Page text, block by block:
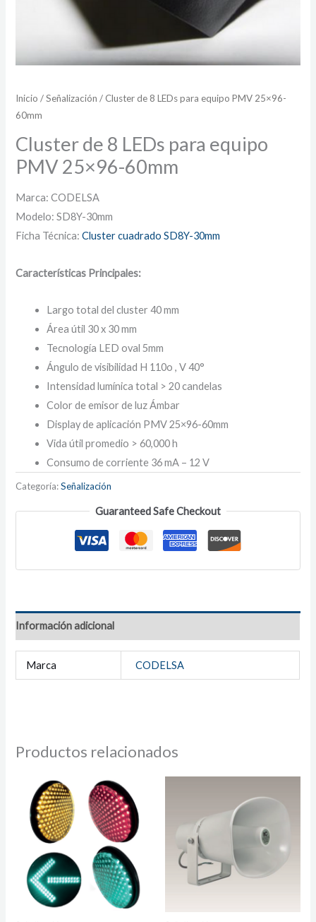
Inicio /Señalización / Cluster de 8 LEDs para equipo PMV 25×96-
60mm
Cluster de 8 LEDs para equipo
PMV 25×96-60mm
Marca: CODELSA
Modelo: SD8Y-30mm
Ficha Técnica:Cluster cuadrado SD8Y-30mm
Características Principales:
Largo total del cluster 40 mm
Área útil 30 x 30 mm
Tecnología LED oval 5mm
Ángulo de visibilidad H 110o , V 40°
Intensidad lumínica total > 20 candelas
Color de emisor de luz Ámbar
Display de aplicación PMV 25×96-60mm
Vida útil promedio > 60,000 h
Consumo de corriente 36 mA – 12 V
Categoría:Señalización
Guaranteed Safe Checkout
Información adicional
Marca CODELSA
Productos relacionados